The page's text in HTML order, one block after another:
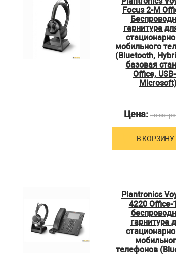
Focus 2-M
гарнитура
мобильного
(Bluetooth,
базовая
Office,
Цена: по
В КОРЗИНУ
Plantronics
4220
гарнитура
телефонов